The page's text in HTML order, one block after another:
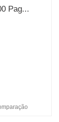
Pag...